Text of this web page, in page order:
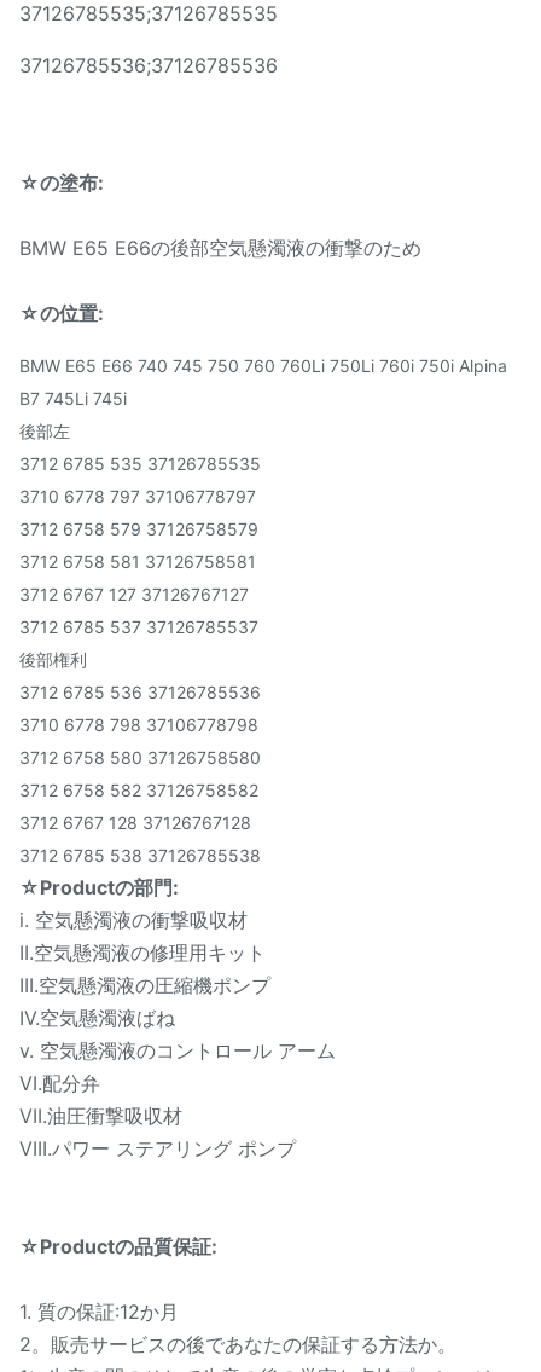
保証: 12か月
MOQ: 10 PC
受渡し時間:
信頼できる質、競争価格
支払方法:
T/T、ウェスタン・ユニオ
37126785535;37126785535
37126785536;37126785536
☆の塗布:
BMW E65 E66の後部空気懸濁液の衝撃のため
☆の位置:
BMW E65 E66 740 745 750 760 760Li 750Li 760i 750i Alpina
B7 745Li 745i
後部左
3712 6785 535 37126785535
3710 6778 797 37106778797
3712 6758 579 37126758579
3712 6758 581 37126758581
3712 6767 127 37126767127
3712 6785 537 37126785537
後部権利
3712 6785 536 37126785536
3710 6778 798 37106778798
3712 6758 580 37126758580
3712 6758 582 37126758582
3712 6767 128 37126767128
3712 6785 538 37126785538
☆Productの部門:
i. 空気懸濁液の衝撃吸収材
II.空気懸濁液の修理用キット
III.空気懸濁液の圧縮機ポンプ
IV.空気懸濁液ばね
v. 空気懸濁液のコントロール アーム
VI.配分弁
VII.油圧衝撃吸収材
VIII.パワー ステアリング ポンプ
☆Productの品質保証:
1. 質の保証:12か月
2。販売サービスの後であなたの保証する方法か。